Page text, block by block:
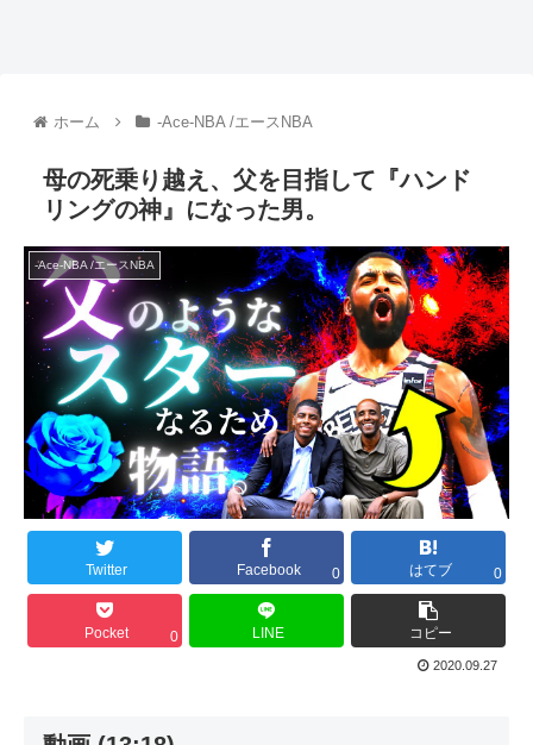
ホーム -Ace-NBA /エースNBA
母の死乗り越え、父を目指して『ハンド
リングの神』になった男。
-Ace-NBA /エースNBA
Twitter Facebook 0 はてブ 0
Pocket 0 LINE コピー
2020.09.27